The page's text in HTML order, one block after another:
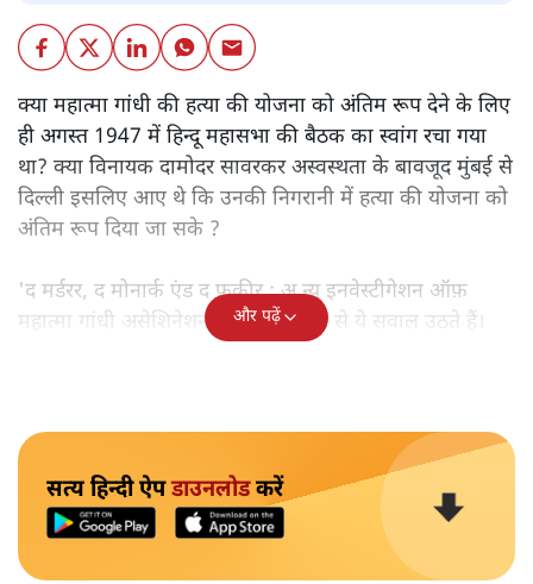
क्या महात्मा गांधी की हत्या की योजना को अंतिम रूप देने के लिए
ही अगस्त 1947 में हिन्दू महासभा की बैठक का स्वांग रचा गया
था? क्या विनायक दामोदर सावरकर अस्वस्थता के बावजूद मुंबई से
दिल्ली इसलिए आए थे कि उनकी निगरानी में हत्या की योजना को
अंतिम रूप दिया जा सके ?
'द मर्डरर, द मोनार्क एंड द फ़कीर : अ न्यू इनवेस्टीगेशन ऑफ़
महात्मा गांधी असेशिनेशन' नामक किताब से ये सवाल उठते हैं।
और पढ़ें
सत्य हिन्दी ऐपडाउनलोडकरें